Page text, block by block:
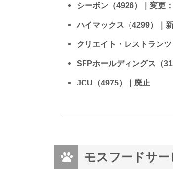
シーボン（4926）｜変更
ハイマックス（4299）｜
クリエイト・レストラン
SFPホールディングス（
JCU（4975）｜廃止
モスフードサー